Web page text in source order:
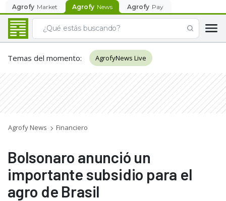
Agrofy Market Agrofy News Agrofy Pay
Temas del momento: AgrofyNews Live
Agrofy News Financiero
Bolsonaro anunció un
importante subsidio para el
agro de Brasil